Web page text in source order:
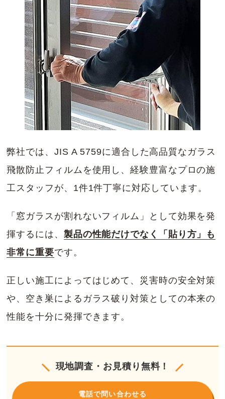
弊社では、JIS A 5759に適合した高品質なガラス
飛散防止フィルムを使用し、経験豊富なプロの施
工スタッフが、1件1件丁寧に対応しています。
「窓ガラスが割れないフィルム」として効果を発
揮するには、 製品の性能だけでなく「貼り方」も
非常に重要です。
正しい施工によってはじめて、災害時の安全対策
や、空き巣によるガラス破り対策としての本来の
性能を十分に発揮できます。
現地調査・お見積り無料！
電話で問い合わせる